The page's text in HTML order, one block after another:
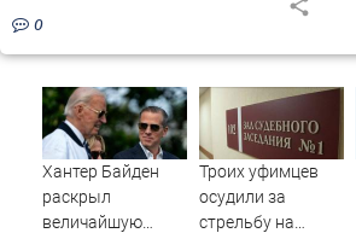
0
Хантер Байден
раскрыл
величайшую
Троих уфимцев
осудили за
стрельбу на